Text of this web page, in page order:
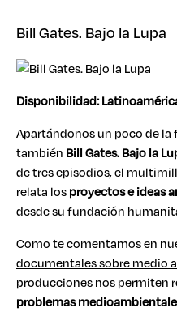
Bill Gates. Bajo la Lupa
Disponibilidad:
Apartándonos un poco de
también Bill Gates. Bajo la
de tres episodios, el
relata losproyectos e ideas
desde su fundación
Como te comentamos en
documentales sobre medio
producciones nos permiten
problemas